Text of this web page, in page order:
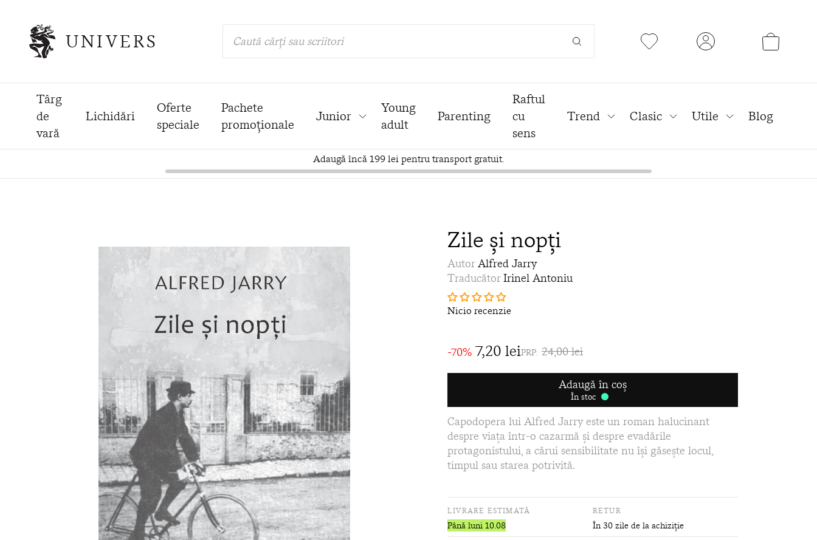
UNIVERS Caută cărți sau scriitori
Târg
de
vară
Lichidări
Oferte
speciale
Pachete
promoționale
Junior
Young
adult
Parenting
Raftul
cu
sens
Trend Clasic Utile Blog
Adaugă încă 199 lei pentru transport gratuit.
Zile şi nopţi
AutorAlfred Jarry
TraducătorIrinel Antoniu
Nicio recenzie
-70%7,20 leiPRP: 24,00 lei
Adaugă în coș
În stoc
Capodopera lui Alfred Jarry este un roman halucinant
despre viața într-o cazarmă și despre evadările
protagonistului, a cărui sensibilitate nu își găsește locul,
timpul sau starea potrivită.
LIVRARE ESTIMATĂ
Până luni 10.08
RETUR
În 30 zile de la achiziție